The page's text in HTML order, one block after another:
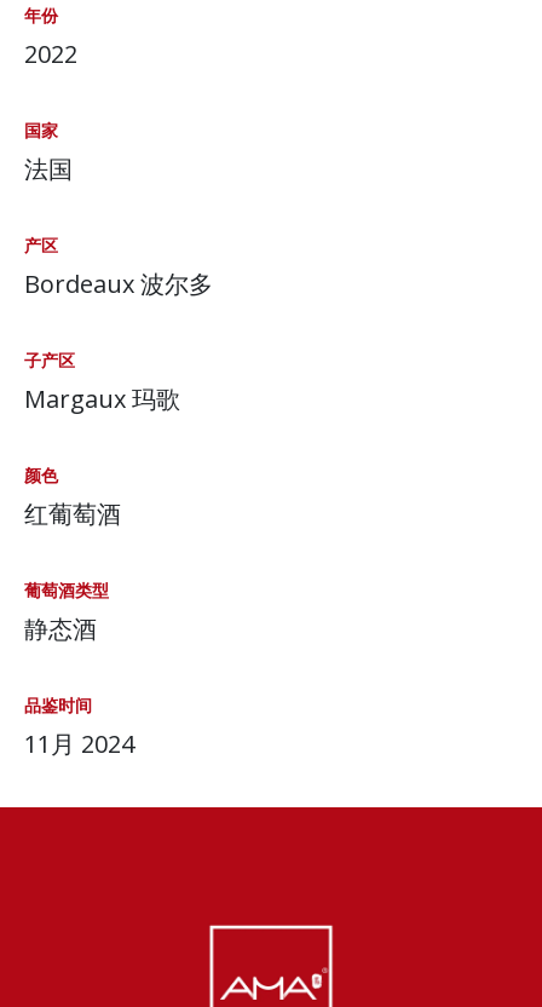
年份
2022
国家
法国
产区
Bordeaux 波尔多
子产区
Margaux 玛歌
颜色
红葡萄酒
葡萄酒类型
静态酒
品鉴时间
11月 2024